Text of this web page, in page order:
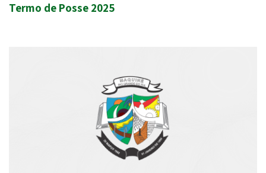
Termo de Posse 2025